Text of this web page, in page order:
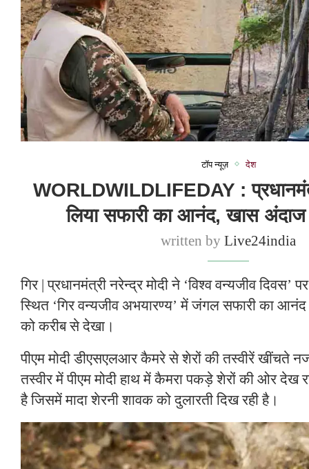
टॉप न्यूज़ देश
WORLDWILDLIFEDAY :
लिया सफारी का आनंद, खास
written byLive24india
गिर | प्रधानमंत्री नरेन्द्र मोदी ने ‘विश्व वन्यजीव
स्थित ‘गिर वन्यजीव अभयारण्य’ में जंगल सफारी का आनंद
को करीब से देखा।
पीएम मोदी डीएसएलआर कैमरे से शेरों की तस्वीरें खींचते
तस्वीर में पीएम मोदी हाथ में कैमरा पकड़े शेरों की ओर देख
है जिसमें मादा शेरनी शावक को दुलारती दिख रही है।